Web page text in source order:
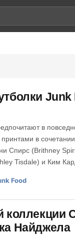
Junk
в
в
Спирс (Brithney
Tisdale) и Ким
Найджела